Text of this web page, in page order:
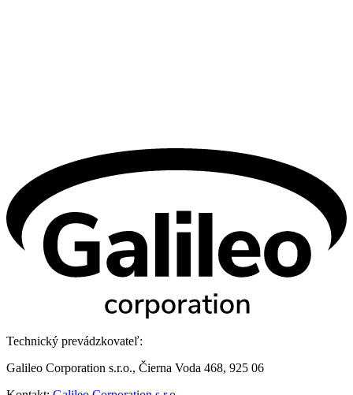
Technický prevádzkovateľ:
Galileo Corporation s.r.o., Čierna Voda 468, 925 06